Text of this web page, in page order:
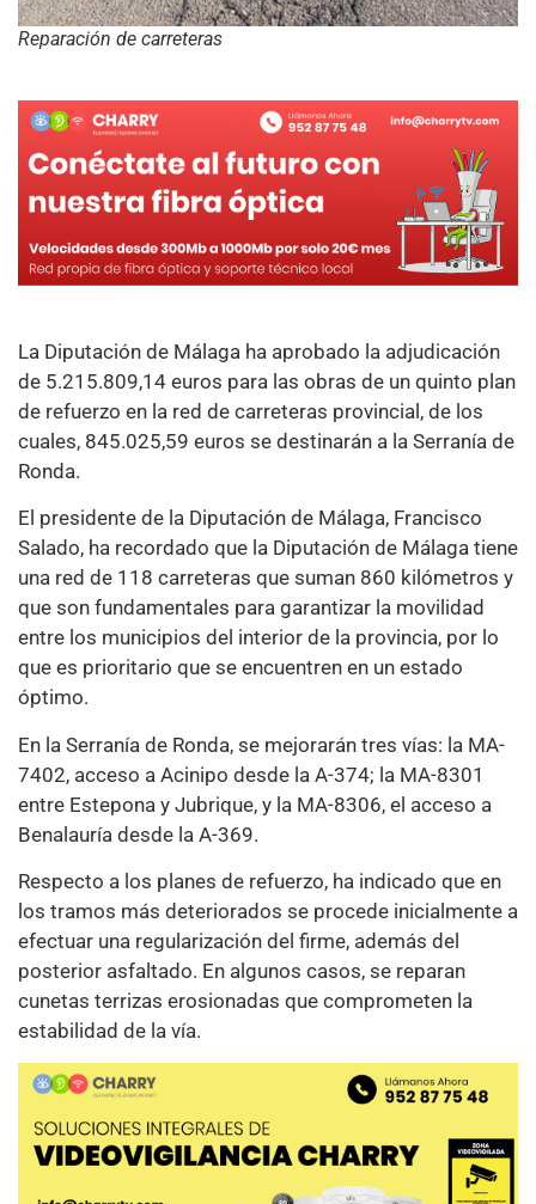
Reparación de carreteras
La Diputación de Málaga ha aprobado la adjudicación
de 5.215.809,14 euros para las obras de un quinto plan
de refuerzo en la red de carreteras provincial, de los
cuales, 845.025,59 euros se destinarán a la Serranía de
Ronda.
El presidente de la Diputación de Málaga, Francisco
Salado, ha recordado que la Diputación de Málaga tiene
una red de 118 carreteras que suman 860 kilómetros y
que son fundamentales para garantizar la movilidad
entre los municipios del interior de la provincia, por lo
que es prioritario que se encuentren en un estado
óptimo.
En la Serranía de Ronda, se mejorarán tres vías: la MA-
7402, acceso a Acinipo desde la A-374; la MA-8301
entre Estepona y Jubrique, y la MA-8306, el acceso a
Benalauría desde la A-369.
Respecto a los planes de refuerzo, ha indicado que en
los tramos más deteriorados se procede inicialmente a
efectuar una regularización del firme, además del
posterior asfaltado. En algunos casos, se reparan
cunetas terrizas erosionadas que comprometen la
estabilidad de la vía.